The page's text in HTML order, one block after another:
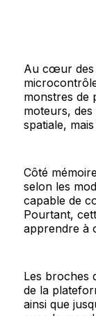
Au cœur des
monstres de
moteurs,
spatiale,
Côté
selon les
capable de
Pourtant,
apprendre à
Les broches
de la
ainsi que